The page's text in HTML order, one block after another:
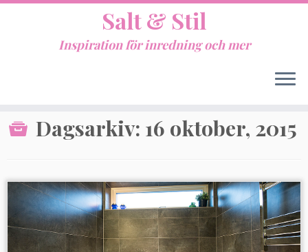
Salt & Stil
Inspiration för inredning och mer
Dagsarkiv: 16 oktober, 2015